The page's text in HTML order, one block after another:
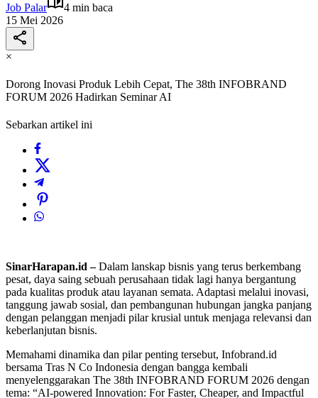
Job Palar
4 min baca
15 Mei 2026
×
Dorong Inovasi Produk Lebih Cepat, The 38th INFOBRAND
FORUM 2026 Hadirkan Seminar AI
Sebarkan artikel ini
SinarHarapan.id –Dalam lanskap bisnis yang terus berkembang
pesat, daya saing sebuah perusahaan tidak lagi hanya bergantung
pada kualitas produk atau layanan semata. Adaptasi melalui inovasi,
tanggung jawab sosial, dan pembangunan hubungan jangka panjang
dengan pelanggan menjadi pilar krusial untuk menjaga relevansi dan
keberlanjutan bisnis.
Memahami dinamika dan pilar penting tersebut, Infobrand.id
bersama Tras N Co Indonesia dengan bangga kembali
menyelenggarakan The 38th INFOBRAND FORUM 2026 dengan
tema: “AI-powered Innovation: For Faster, Cheaper, and Impactful